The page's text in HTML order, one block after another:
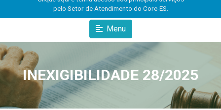
pelo Setor de Atendimento do Core-ES.
Menu
INEXIGIBILIDADE 28/2025